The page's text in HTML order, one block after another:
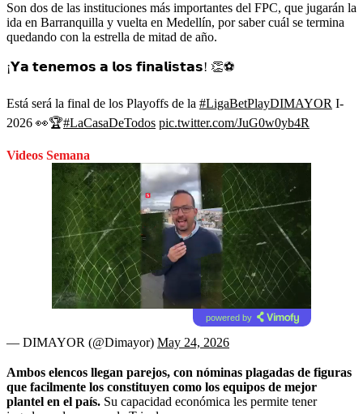
Son dos de las instituciones más importantes del FPC, que jugarán la
ida en Barranquilla y vuelta en Medellín, por saber cuál se termina
quedando con la estrella de mitad de año.
¡𝗬𝗮 𝘁𝗲𝗻𝗲𝗺𝗼𝘀 𝗮 𝗹𝗼𝘀 𝗳𝗶𝗻𝗮𝗹𝗶𝘀𝘁𝗮𝘀! 👏⚽
Está será la final de los Playoffs de la #LigaBetPlayDIMAYOR I-
2026 👀🏆#LaCasaDeTodos pic.twitter.com/JuG0w0yb4R
Videos Semana
powered by
— DIMAYOR (@Dimayor) May 24, 2026
Ambos elencos llegan parejos, con nóminas plagadas de figuras
que facilmente los constituyen como los equipos de mejor
plantel en el país. Su capacidad económica les permite tener